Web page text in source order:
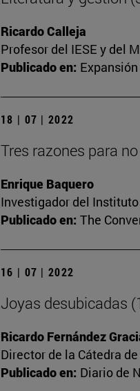
Ricardo Calleja
Profesor del IESE y del
Publicado en: Expansión
18 | 07 | 2022
Tres razones para
Enrique Baquero
Investigador del
Publicado en: The
16 | 07 | 2022
Joyas desubicadas
Ricardo Fernández
Director de la Cátedra
Publicado en: Diario de